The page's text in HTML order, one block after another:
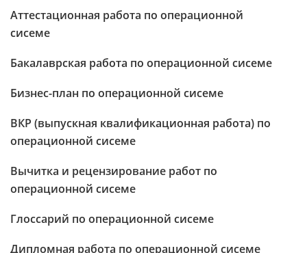
Аттестационная работа по операционной
сисеме
Бакалаврская работа по операционной сисеме
Бизнес-план по операционной сисеме
ВКР (выпускная квалификационная работа) по
операционной сисеме
Вычитка и рецензирование работ по
операционной сисеме
Глоссарий по операционной сисеме
Дипломная работа по операционной сисеме